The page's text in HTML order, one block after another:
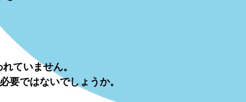
ていません。
要ではないでしょうか。